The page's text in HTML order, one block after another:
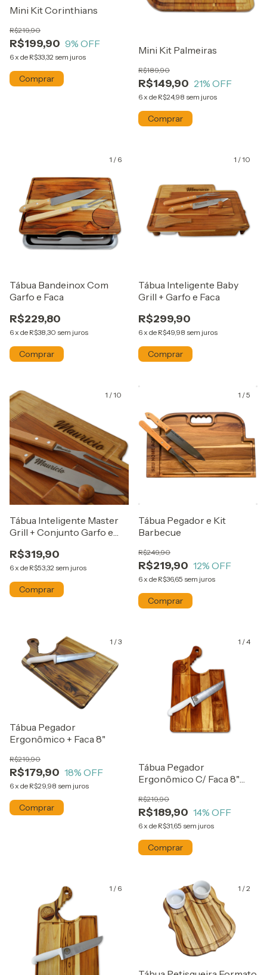
Mini Kit Corinthians
R$199,90
R$219,90
9% OFF
6x de R$33,32 sem juros
Mini Kit Palmeiras
R$149,90
R$189,90
21% OFF
6x de R$24,98 sem juros
1 / 6
Tábua Bandeinox Com
Garfo e Faca
R$229,80
6x de R$38,30 sem juros
1 /10
Tábua Inteligente Baby
Grill + Garfo e Faca
R$299,90
6x de R$49,98 sem juros
1 /10
Tábua Inteligente Master
Grill + Conjunto Garfo e
R$319,90
6x de R$53,32 sem juros
1 /5
Tábua Pegador e Kit
Barbecue
R$219,90
R$249,90
12% OFF
6x de R$36,65 sem juros
1 /3
Tábua Pegador
Ergonômico + Faca 8"
R$179,90
R$219,90
18% OFF
6x de R$29,98 sem juros
1 /4
Tábua Pegador
Ergonômico C/ Faca 8"
R$189,90
R$219,90
14% OFF
6x de R$31,65 sem juros
1 / 6 1 /2